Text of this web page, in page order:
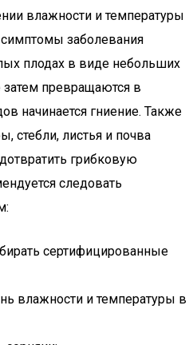
влажности и температуры
заболевания
плодах в виде небольших
превращаются в
начинается гниение. Также
стебли, листья и почва
грибковую
следовать
сертифицированные
влажности и температуры в